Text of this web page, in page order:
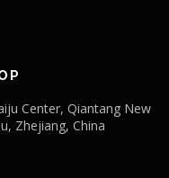
Center, Qiantang New
Zhejiang, China